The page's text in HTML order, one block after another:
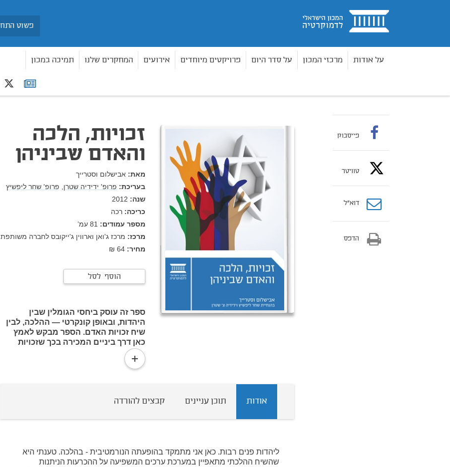
בית
על אודות מרכזי המכון על סדר היום פרויקטים מיוחדים אירועים המחקרים שלנו תמיכה במכון
רשימת
תפוצה
זכויות, הלכה
והאדם שביניהן
מאת: אבישלום וסטרייך
בעריכת: פרופ' ידידיה שטרן,
פרופ' שחר ליפשיץ
שנה: 2012
כריכה: רכה
מספר עמודים: 81 עמ’
מרכז: מרכז ג'ואן וארווין ג'ייקובס לחברה משותפת
מחיר:
הוסף לסל
ספר זה עוסק ביחסי הגומלין שבין
היהדות, ובאופן קונקרטי — ההלכה, לבין
שיח זכויות האדם. הספר מבקש לאמץ
כאן דרך ביניים המכירה בכך שזכויות
האדם הן למעשה, מנקודת מבט אנליטית,
גורם מתווך בין ערכים לבין חובות, או,
מנקודת מבט תרבותית, דרך ביטוי
read
more
אודות תוכן עניינים קבצים להורדה
ליהדות פנים רבות. כאן אני מתמקד בהופעתה הנורמטיבית - בהלכה. טענתי היא
שהשיח ההלכתי מתאפיין במערכת ערכים המשפיעה על ההכרעות הניתנות
פייסבוק
טוויטר
דוא”ל
הדפס